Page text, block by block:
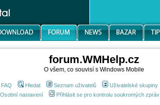
forum.WMHelp.cz
O všem, co souvisí s Windows Mobile
FAQ Hledat Seznam uživatelů Uživatelské skupiny
Osobní nastavení
Přihlásit se pro kontrolu soukromých zpráv